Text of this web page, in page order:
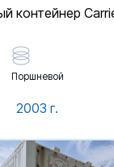
контейнер
Поршневой
2003 г.